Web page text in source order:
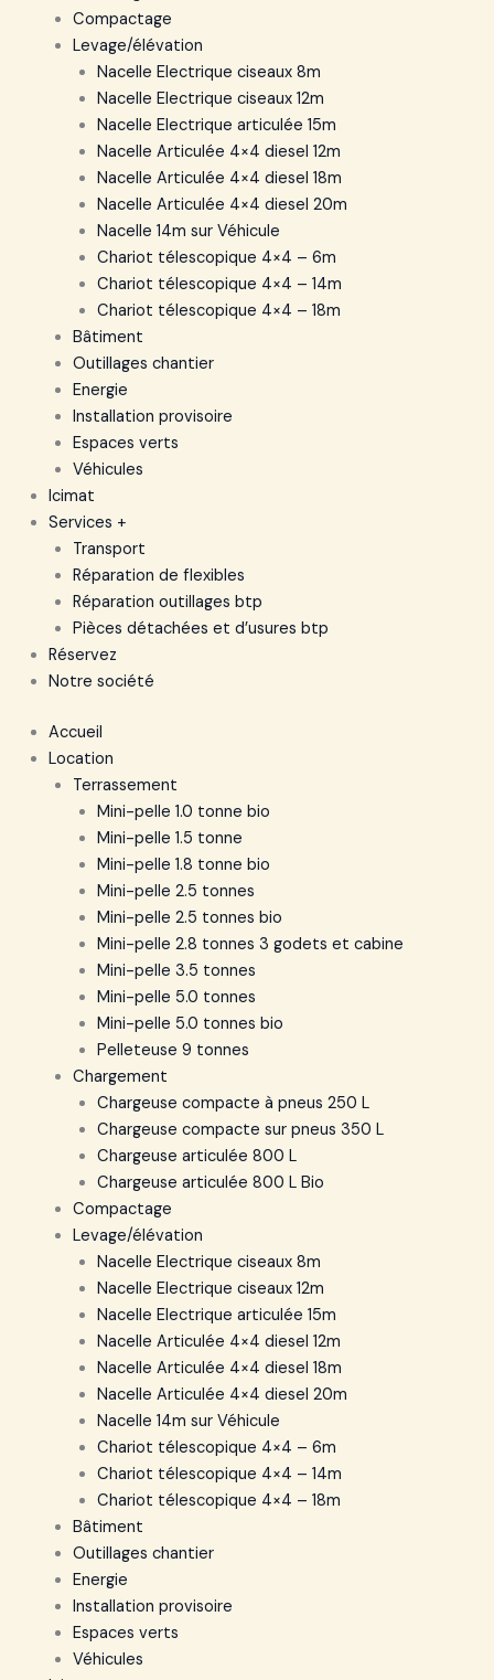
Compactage
Levage/élévation
Nacelle Electrique ciseaux 8m
Nacelle Electrique ciseaux 12m
Nacelle Electrique articulée 15m
Nacelle Articulée 4×4 diesel 12m
Nacelle Articulée 4×4 diesel 18m
Nacelle Articulée 4×4 diesel 20m
Nacelle 14m sur Véhicule
Chariot télescopique 4×4 – 6m
Chariot télescopique 4×4 – 14m
Chariot télescopique 4×4 – 18m
Bâtiment
Outillages chantier
Energie
Installation provisoire
Espaces verts
Véhicules
Icimat
Services +
Transport
Réparation de flexibles
Réparation outillages btp
Pièces détachées et d’usures btp
Réservez
Notre société
Accueil
Location
Terrassement
Mini-pelle 1.0 tonne bio
Mini-pelle 1.5 tonne
Mini-pelle 1.8 tonne bio
Mini-pelle 2.5 tonnes
Mini-pelle 2.5 tonnes bio
Mini-pelle 2.8 tonnes 3 godets et cabine
Mini-pelle 3.5 tonnes
Mini-pelle 5.0 tonnes
Mini-pelle 5.0 tonnes bio
Pelleteuse 9 tonnes
Chargement
Chargeuse compacte à pneus 250 L
Chargeuse compacte sur pneus 350 L
Chargeuse articulée 800 L
Chargeuse articulée 800 L Bio
Compactage
Levage/élévation
Nacelle Electrique ciseaux 8m
Nacelle Electrique ciseaux 12m
Nacelle Electrique articulée 15m
Nacelle Articulée 4×4 diesel 12m
Nacelle Articulée 4×4 diesel 18m
Nacelle Articulée 4×4 diesel 20m
Nacelle 14m sur Véhicule
Chariot télescopique 4×4 – 6m
Chariot télescopique 4×4 – 14m
Chariot télescopique 4×4 – 18m
Bâtiment
Outillages chantier
Energie
Installation provisoire
Espaces verts
Véhicules